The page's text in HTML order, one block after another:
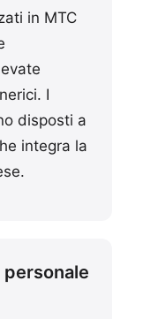
in MTC
I
disposti a
integra la
personale